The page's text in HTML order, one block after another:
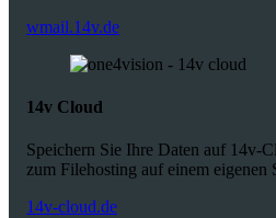
wmail.14v.de
14v Cloud
Speichern Sie Ihre Daten auf 14v-
zum Filehosting auf einem eigenen
14v-cloud.de